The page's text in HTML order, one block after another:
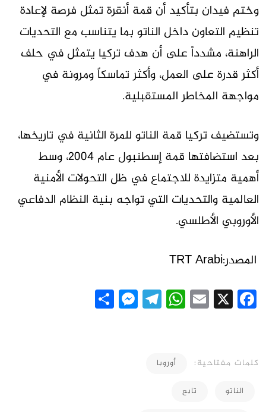
وختم فيدان بتأكيد أن قمة أنقرة تمثل فرصة لإعادة
تنظيم التعاون داخل الناتو بما يتناسب مع التحديات
الراهنة، مشدداً على أن هدف تركيا يتمثل في حلف
أكثر قدرة على العمل، وأكثر تماسكاً ومرونة في
مواجهة المخاطر المستقبلية.
وتستضيف تركيا قمة الناتو للمرة الثانية في تاريخها،
بعد استضافتها قمة إسطنبول عام 2004، وسط
أهمية متزايدة للاجتماع في ظل التحولات الأمنية
العالمية والتحديات التي تواجه بنية النظام الدفاعي
الأوروبي الأطلسي.
المصدر:TRT Arabi
Facebook
X
Email
WhatsApp
Telegram
Messenger
كلمات مفتاحية: أوروبا
الناتو تابع